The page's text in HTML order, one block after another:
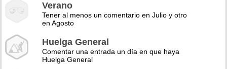
Verano
Tener al menos un comentario en Julio y otro
en Agosto
Huelga General
Comentar una entrada un día en que haya
Huelga General